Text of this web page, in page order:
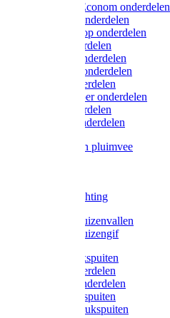
Aesculap/Econom onderdelen
Hauptner onderdelen
Lister/Liscop onderdelen
Eider onderdelen
Heiniger onderdelen
Constanta onderdelen
Moser onderdelen
Farm Clipper onderdelen
Oster onderdelen
TailWell onderdelen
Voerbakken pluimvee
LED verlichting
Ratten / Muizenvallen
Ratten / Muizengif
Gloria drukspuiten
Gloria onderdelen
Gardena onderdelen
Dario drukspuiten
Gardena drukspuiten